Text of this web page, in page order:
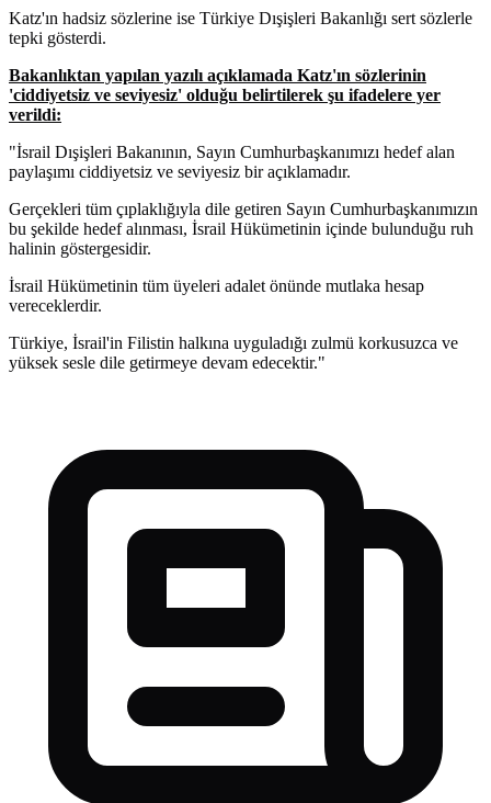
Katz'ın hadsiz sözlerine ise Türkiye Dışişleri Bakanlığı sert sözlerle
tepki gösterdi.
Bakanlıktan yapılan yazılı açıklamada Katz'ın sözlerinin
'ciddiyetsiz ve seviyesiz' olduğu belirtilerek şu ifadelere yer
verildi:
"İsrail Dışişleri Bakanının, Sayın Cumhurbaşkanımızı hedef alan
paylaşımı ciddiyetsiz ve seviyesiz bir açıklamadır.
Gerçekleri tüm çıplaklığıyla dile getiren Sayın Cumhurbaşkanımızın
bu şekilde hedef alınması, İsrail Hükümetinin içinde bulunduğu ruh
halinin göstergesidir.
İsrail Hükümetinin tüm üyeleri adalet önünde mutlaka hesap
vereceklerdir.
Türkiye, İsrail'in Filistin halkına uyguladığı zulmü korkusuzca ve
yüksek sesle dile getirmeye devam edecektir."